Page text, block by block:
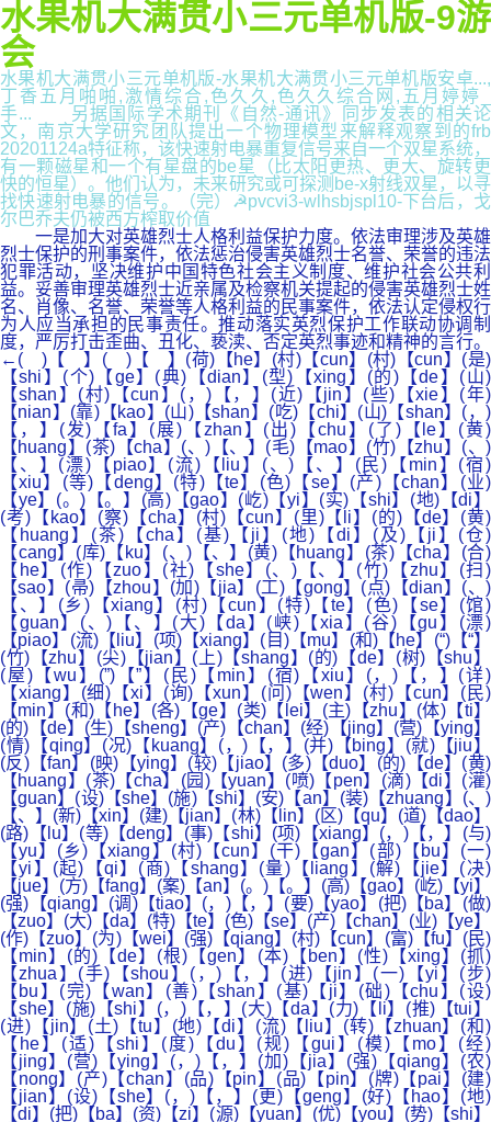
水果机大满贯小三元单机版-9游
会
水果机大满贯小三元单机版-水果机大满贯小三元单机版安卓...,
丁香五月啪啪,激情综合,色久久,色久久综合网,五月婷婷_
手... 另据国际学术期刊《自然-通讯》同步发表的相关论
文，南京大学研究团队提出一个物理模型来解释观察到的frb
20201124a特征称，该快速射电暴重复信号来自一个双星系统，
有一颗磁星和一个有星盘的be星（比太阳更热、更大、旋转更
快的恒星）。他们认为，未来研究或可探测be-x射线双星，以寻
找快速射电暴的信号。（完）☭pvcvi3-wlhsbjspl10-下台后，戈
尔巴乔夫仍被西方榨取价值
一是加大对英雄烈士人格利益保护力度。依法审理涉及英雄
烈士保护的刑事案件，依法惩治侵害英雄烈士名誉、荣誉的违法
犯罪活动，坚决维护中国特色社会主义制度、维护社会公共利
益。妥善审理英雄烈士近亲属及检察机关提起的侵害英雄烈士姓
名、肖像、名誉、荣誉等人格利益的民事案件，依法认定侵权行
为人应当承担的民事责任。推动落实英烈保护工作联动协调制
度，严厉打击歪曲、丑化、亵渎、否定英烈事迹和精神的言行。
←( )【 】( )【 】(荷)【he】(村)【cun】(村)【cun】(是)
【shi】(个)【ge】(典)【dian】(型)【xing】(的)【de】(山)
【shan】(村)【cun】(，)【，】(近)【jin】(些)【xie】(年)
【nian】(靠)【kao】(山)【shan】(吃)【chi】(山)【shan】(，)
【，】(发)【fa】(展)【zhan】(出)【chu】(了)【le】(黄)
【huang】(茶)【cha】(、)【、】(毛)【mao】(竹)【zhu】(、)
【、】(漂)【piao】(流)【liu】(、)【、】(民)【min】(宿)
【xiu】(等)【deng】(特)【te】(色)【se】(产)【chan】(业)
【ye】(。)【。】(高)【gao】(屹)【yi】(实)【shi】(地)【di】
(考)【kao】(察)【cha】(村)【cun】(里)【li】(的)【de】(黄)
【huang】(茶)【cha】(基)【ji】(地)【di】(及)【ji】(仓)
【cang】(库)【ku】(、)【、】(黄)【huang】(茶)【cha】(合)
【he】(作)【zuo】(社)【she】(、)【、】(竹)【zhu】(扫)
【sao】(帚)【zhou】(加)【jia】(工)【gong】(点)【dian】(、)
【、】(乡)【xiang】(村)【cun】(特)【te】(色)【se】(馆)
【guan】(、)【、】(大)【da】(峡)【xia】(谷)【gu】(漂)
【piao】(流)【liu】(项)【xiang】(目)【mu】(和)【he】(“)【“】
(竹)【zhu】(尖)【jian】(上)【shang】(的)【de】(树)【shu】
(屋)【wu】(”)【”】(民)【min】(宿)【xiu】(，)【，】(详)
【xiang】(细)【xi】(询)【xun】(问)【wen】(村)【cun】(民)
【min】(和)【he】(各)【ge】(类)【lei】(主)【zhu】(体)【ti】
(的)【de】(生)【sheng】(产)【chan】(经)【jing】(营)【ying】
(情)【qing】(况)【kuang】(，)【，】(并)【bing】(就)【jiu】
(反)【fan】(映)【ying】(较)【jiao】(多)【duo】(的)【de】(黄)
【huang】(茶)【cha】(园)【yuan】(喷)【pen】(滴)【di】(灌)
【guan】(设)【she】(施)【shi】(安)【an】(装)【zhuang】(、)
【、】(新)【xin】(建)【jian】(林)【lin】(区)【qu】(道)【dao】
(路)【lu】(等)【deng】(事)【shi】(项)【xiang】(，)【，】(与)
【yu】(乡)【xiang】(村)【cun】(干)【gan】(部)【bu】(一)
【yi】(起)【qi】(商)【shang】(量)【liang】(解)【jie】(决)
【jue】(方)【fang】(案)【an】(。)【。】(高)【gao】(屹)【yi】
(强)【qiang】(调)【tiao】(，)【，】(要)【yao】(把)【ba】(做)
【zuo】(大)【da】(特)【te】(色)【se】(产)【chan】(业)【ye】
(作)【zuo】(为)【wei】(强)【qiang】(村)【cun】(富)【fu】(民)
【min】(的)【de】(根)【gen】(本)【ben】(性)【xing】(抓)
【zhua】(手)【shou】(，)【，】(进)【jin】(一)【yi】(步)
【bu】(完)【wan】(善)【shan】(基)【ji】(础)【chu】(设)
【she】(施)【shi】(，)【，】(大)【da】(力)【li】(推)【tui】
(进)【jin】(土)【tu】(地)【di】(流)【liu】(转)【zhuan】(和)
【he】(适)【shi】(度)【du】(规)【gui】(模)【mo】(经)
【jing】(营)【ying】(，)【，】(加)【jia】(强)【qiang】(农)
【nong】(产)【chan】(品)【pin】(品)【pin】(牌)【pai】(建)
【jian】(设)【she】(，)【，】(更)【geng】(好)【hao】(地)
【di】(把)【ba】(资)【zi】(源)【yuan】(优)【you】(势)【shi】